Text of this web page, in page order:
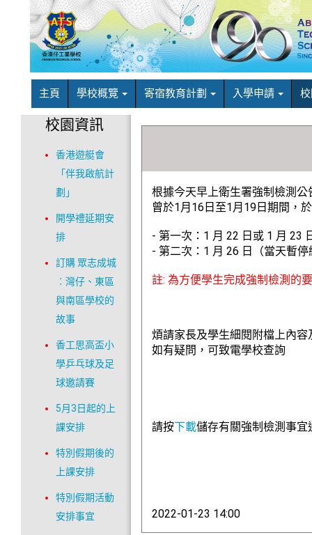
主頁 學校概覽 寄宿教育計劃 入學申請
根據今天早上衛生署強制檢測
曾於1月16日至1月19日期間，
- 第一次：1 月 22 日或 1 月 23
- 第二次：1 月 26 日（當天暫停
註: 為方便學生完成強制檢測的
煩請家長及學生細閱附檔上內容
如有疑問，可致電學校查詢
請按下載儲存有關強制檢測事宜
2022-01-23 14:00
校園資訊
香港遊艇會
「伴我啟航計
劃」
開學禮延期安
排
訂購 眾志成城
︰灣仔、東區
與南區學校的
故事
香工思高盃小
學乒乓球及足
球邀請賽
5月3日起的上
課安排
特別假期後的
上課安排
特別假期活動
安排事宜